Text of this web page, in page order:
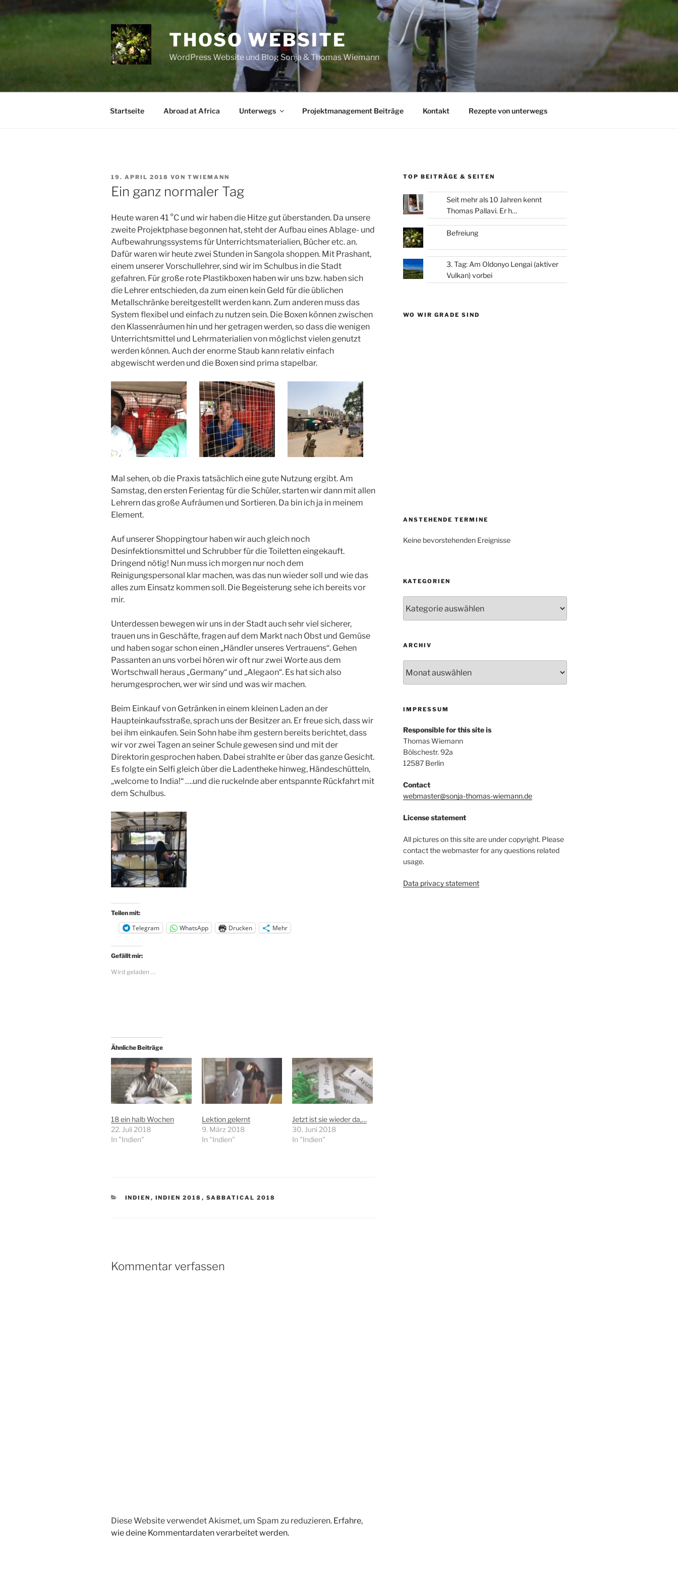
Inhalt
THOSO WEBSITE
WordPress Website und Blog Sonja & Thomas Wiemann
Startseite Abroad at Africa Unterwegs Projektmanagement Beiträge Kontakt Rezepte von unterwegs
VERÖFFENTLICHT
AM
19. APRIL 2018 VON TWIEMANN
Ein ganz normaler Tag
Heute waren 41 °C und wir haben die Hitze gut überstanden. Da unsere
zweite Projektphase begonnen hat, steht der Aufbau eines Ablage- und
Aufbewahrungssystems für Unterrichtsmaterialien, Bücher etc. an.
Dafür waren wir heute zwei Stunden in Sangola shoppen. Mit Prashant,
einem unserer Vorschullehrer, sind wir im Schulbus in die Stadt
gefahren. Für große rote Plastikboxen haben wir uns bzw. haben sich
die Lehrer entschieden, da zum einen kein Geld für die üblichen
Metallschränke bereitgestellt werden kann. Zum anderen muss das
System flexibel und einfach zu nutzen sein. Die Boxen können zwischen
den Klassenräumen hin und her getragen werden, so dass die wenigen
Unterrichtsmittel und Lehrmaterialien von möglichst vielen genutzt
werden können. Auch der enorme Staub kann relativ einfach
abgewischt werden und die Boxen sind prima stapelbar.
Mal sehen, ob die Praxis tatsächlich eine gute Nutzung ergibt. Am
Samstag, den ersten Ferientag für die Schüler, starten wir dann mit allen
Lehrern das große Aufräumen und Sortieren. Da bin ich ja in meinem
Element.
Auf unserer Shoppingtour haben wir auch gleich noch
Desinfektionsmittel und Schrubber für die Toiletten eingekauft.
Dringend nötig! Nun muss ich morgen nur noch dem
Reinigungspersonal klar machen, was das nun wieder soll und wie das
alles zum Einsatz kommen soll. Die Begeisterung sehe ich bereits vor
mir.
Unterdessen bewegen wir uns in der Stadt auch sehr viel sicherer,
trauen uns in Geschäfte, fragen auf dem Markt nach Obst und Gemüse
und haben sogar schon einen „Händler unseres Vertrauens“. Gehen
Passanten an uns vorbei hören wir oft nur zwei Worte aus dem
Wortschwall heraus „Germany“ und „Alegaon“. Es hat sich also
herumgesprochen, wer wir sind und was wir machen.
Beim Einkauf von Getränken in einem kleinen Laden an der
Haupteinkaufsstraße, sprach uns der Besitzer an. Er freue sich, dass wir
bei ihm einkaufen. Sein Sohn habe ihm gestern bereits berichtet, dass
wir vor zwei Tagen an seiner Schule gewesen sind und mit der
Direktorin gesprochen haben. Dabei strahlte er über das ganze Gesicht.
Es folgte ein Selfi gleich über die Ladentheke hinweg, Händeschütteln,
„welcome to India!“ ….und die ruckelnde aber entspannte Rückfahrt mit
dem Schulbus.
Teilen mit:
Telegram WhatsApp Drucken Mehr
Gefällt mir:
Wird geladen …
Ähnliche Beiträge
18 ein halb Wochen
22. Juli 2018
In "Indien"
Lektion gelernt
9. März 2018
In "Indien"
Jetzt ist sie wieder da,…
30. Juni 2018
In "Indien"
KATEGORIEN
INDIEN , INDIEN 2018 , SABBATICAL 2018
Kommentar verfassen
Diese Website verwendet Akismet, um Spam zu reduzieren. Erfahre,
wie deine Kommentardaten verarbeitet werden.
TOP BEITRÄGE & SEITEN
Seit mehr als 10 Jahren kennt
Thomas Pallavi. Er h…
Befreiung
3. Tag: Am Oldonyo Lengai (aktiver
Vulkan) vorbei
WO WIR GRADE SIND
ANSTEHENDE TERMINE
Keine bevorstehenden Ereignisse
KATEGORIEN
ARCHIV
IMPRESSUM
Responsible for this site is
Thomas Wiemann
Bölschestr. 92a
12587 Berlin
Contact
webmaster@sonja-thomas-wiemann.de
License statement
All pictures on this site are under copyright. Please
contact the webmaster for any questions related
usage.
Data privacy statement